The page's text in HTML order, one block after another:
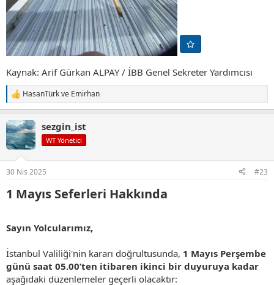
Kaynak: Arif Gürkan ALPAY / İBB Genel Sekreter Yardımcısı
T
e
k
i
l
:
HasanTürkve Emirhan
sezgin_ist
WT Yönetici
30 Nis 2025 #23
1 Mayıs Seferleri Hakkında​
Sayın Yolcularımız,
İstanbul Valiliği'nin kararı doğrultusunda, 1 Mayıs Perşembe
günü saat 05.00’ten itibaren ikinci bir duyuruya kadar
aşağıdaki düzenlemeler geçerli olacaktır: